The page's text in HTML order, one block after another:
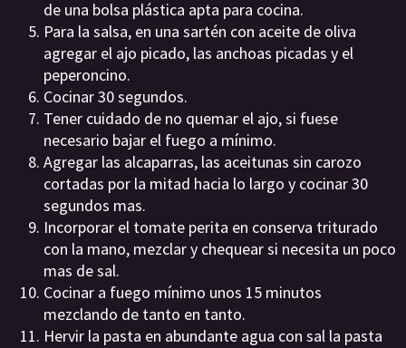
de una bolsa plástica apta para cocina.
Para la salsa, en una sartén con aceite de oliva
agregar el ajo picado, las anchoas picadas y el
peperoncino.
Cocinar 30 segundos.
Tener cuidado de no quemar el ajo, si fuese
necesario bajar el fuego a mínimo.
Agregar las alcaparras, las aceitunas sin carozo
cortadas por la mitad hacia lo largo y cocinar 30
segundos mas.
Incorporar el tomate perita en conserva triturado
con la mano, mezclar y chequear si necesita un poco
mas de sal.
Cocinar a fuego mínimo unos 15 minutos
mezclando de tanto en tanto.
Hervir la pasta en abundante agua con sal la pasta